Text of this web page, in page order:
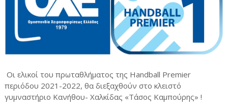
Οι ελικοί του πρωταθλήματος της Handball Premier
περιόδου 2021-2022, θα διεξαχθούν στο κλειστό
γυμναστήριο Κανήθου- Χαλκίδας «Τάσος Καμπούρης» !